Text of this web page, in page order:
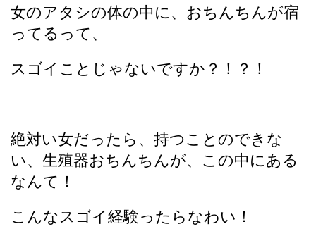
女のアタシの体の中に、おちんちんが宿
ってるって、
スゴイことじゃないですか？！？！
絶対い女だったら、持つことのできな
い、生殖器おちんちんが、この中にある
なんて！
こんなスゴイ経験ったらなわい！